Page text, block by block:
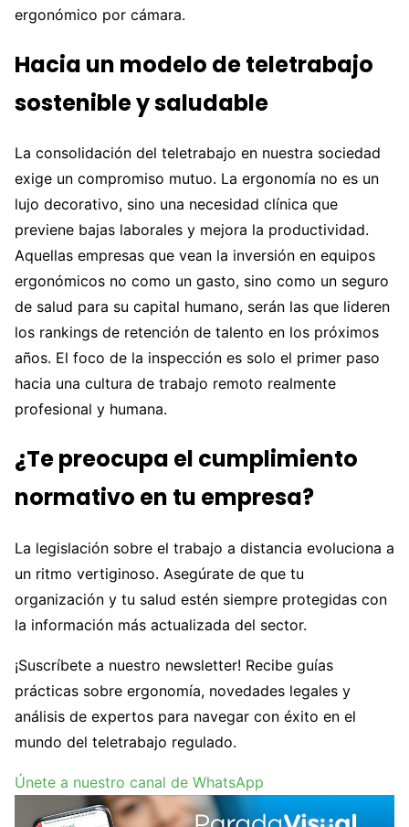
ergonómico por cámara.
Hacia un modelo de teletrabajo
sostenible y saludable
La consolidación del teletrabajo en nuestra sociedad
exige un compromiso mutuo. La ergonomía no es un
lujo decorativo, sino una necesidad clínica que
previene bajas laborales y mejora la productividad.
Aquellas empresas que vean la inversión en equipos
ergonómicos no como un gasto, sino como un seguro
de salud para su capital humano, serán las que lideren
los rankings de retención de talento en los próximos
años. El foco de la inspección es solo el primer paso
hacia una cultura de trabajo remoto realmente
profesional y humana.
¿Te preocupa el cumplimiento
normativo en tu empresa?
La legislación sobre el trabajo a distancia evoluciona a
un ritmo vertiginoso. Asegúrate de que tu
organización y tu salud estén siempre protegidas con
la información más actualizada del sector.
¡Suscríbete a nuestro newsletter! Recibe guías
prácticas sobre ergonomía, novedades legales y
análisis de expertos para navegar con éxito en el
mundo del teletrabajo regulado.
Únete a nuestro canal de WhatsApp